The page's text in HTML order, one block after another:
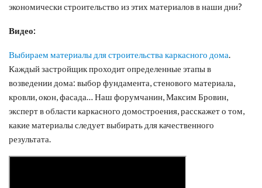
экономически строительство из этих материалов в наши дни?
Видео:
Выбираем материалы для строительства каркасного дома.
Каждый застройщик проходит определенные этапы в
возведении дома: выбор фундамента, стенового материала,
кровли, окон, фасада… Наш форумчанин, Максим Бровин,
эксперт в области каркасного домостроения, расскажет о том,
какие материалы следует выбирать для качественного
результата.